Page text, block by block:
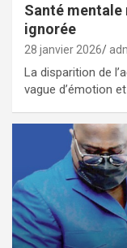
Santé mentale
ignorée
28 janvier 2026
La disparition de
vague d’émotion